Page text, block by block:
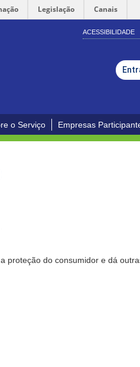
Legislação Canais
ACESSIBILIDADE
o Serviço Empresas
proteção do consumidor e dá